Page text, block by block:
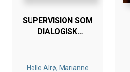
SUPERVISION SOM
DIALOGISK
Helle Alrø, Marianne